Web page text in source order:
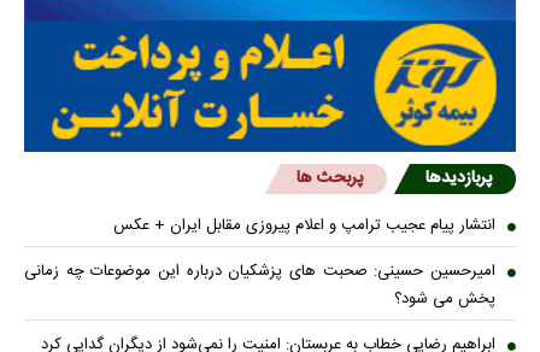
پربازدیدها پربحث ها
انتشار پیام عجیب ترامپ و اعلام پیروزی مقابل ایران + عکس
امیرحسین حسینی: صحبت های پزشکیان درباره این موضوعات چه زمانی
پخش می شود؟
ابراهیم رضایی خطاب به عربستان: امنیت را نمی‌شود از دیگران گدایی کرد